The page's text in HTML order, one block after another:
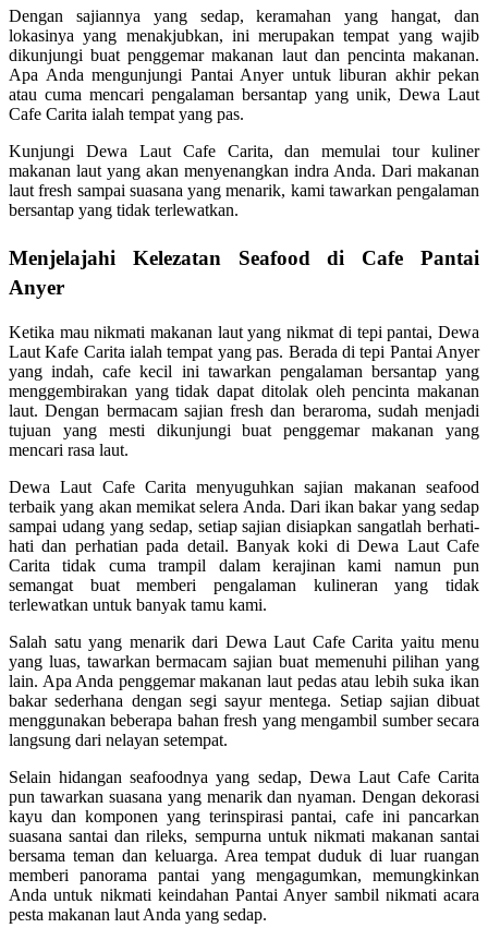
Dengan sajiannya yang sedap, keramahan yang hangat, dan
lokasinya yang menakjubkan, ini merupakan tempat yang wajib
dikunjungi buat penggemar makanan laut dan pencinta makanan.
Apa Anda mengunjungi Pantai Anyer untuk liburan akhir pekan
atau cuma mencari pengalaman bersantap yang unik, Dewa Laut
Cafe Carita ialah tempat yang pas.
Kunjungi Dewa Laut Cafe Carita, dan memulai tour kuliner
makanan laut yang akan menyenangkan indra Anda. Dari makanan
laut fresh sampai suasana yang menarik, kami tawarkan pengalaman
bersantap yang tidak terlewatkan.
Menjelajahi Kelezatan Seafood di Cafe Pantai
Anyer
Ketika mau nikmati makanan laut yang nikmat di tepi pantai, Dewa
Laut Kafe Carita ialah tempat yang pas. Berada di tepi Pantai Anyer
yang indah, cafe kecil ini tawarkan pengalaman bersantap yang
menggembirakan yang tidak dapat ditolak oleh pencinta makanan
laut. Dengan bermacam sajian fresh dan beraroma, sudah menjadi
tujuan yang mesti dikunjungi buat penggemar makanan yang
mencari rasa laut.
Dewa Laut Cafe Carita menyuguhkan sajian makanan seafood
terbaik yang akan memikat selera Anda. Dari ikan bakar yang sedap
sampai udang yang sedap, setiap sajian disiapkan sangatlah berhati-
hati dan perhatian pada detail. Banyak koki di Dewa Laut Cafe
Carita tidak cuma trampil dalam kerajinan kami namun pun
semangat buat memberi pengalaman kulineran yang tidak
terlewatkan untuk banyak tamu kami.
Salah satu yang menarik dari Dewa Laut Cafe Carita yaitu menu
yang luas, tawarkan bermacam sajian buat memenuhi pilihan yang
lain. Apa Anda penggemar makanan laut pedas atau lebih suka ikan
bakar sederhana dengan segi sayur mentega. Setiap sajian dibuat
menggunakan beberapa bahan fresh yang mengambil sumber secara
langsung dari nelayan setempat.
Selain hidangan seafoodnya yang sedap, Dewa Laut Cafe Carita
pun tawarkan suasana yang menarik dan nyaman. Dengan dekorasi
kayu dan komponen yang terinspirasi pantai, cafe ini pancarkan
suasana santai dan rileks, sempurna untuk nikmati makanan santai
bersama teman dan keluarga. Area tempat duduk di luar ruangan
memberi panorama pantai yang mengagumkan, memungkinkan
Anda untuk nikmati keindahan Pantai Anyer sambil nikmati acara
pesta makanan laut Anda yang sedap.